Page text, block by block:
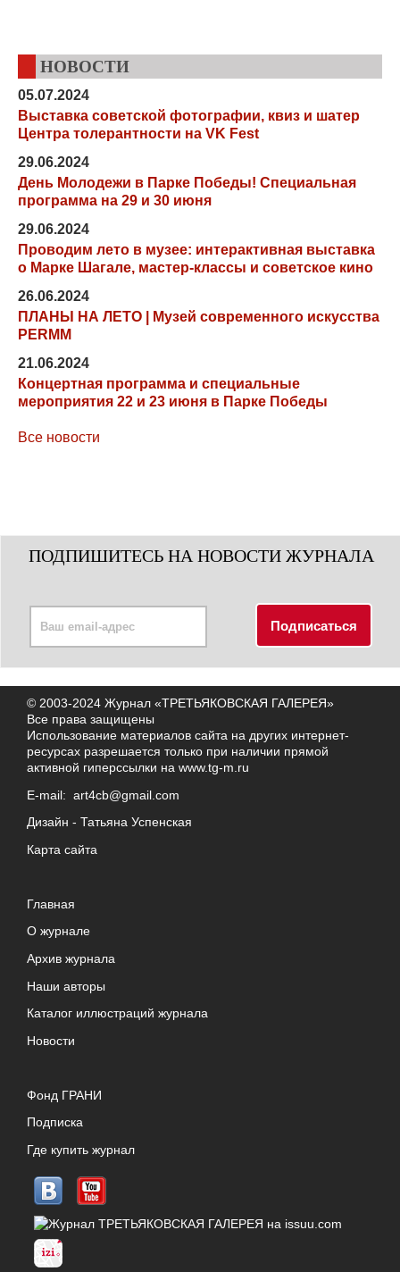
НОВОСТИ
05.07.2024
Выставка советской фотографии, квиз и шатер
Центра толерантности на VK Fest
29.06.2024
День Молодежи в Парке Победы! Специальная
программа на 29 и 30 июня
29.06.2024
Проводим лето в музее: интерактивная выставка
о Марке Шагале, мастер-классы и советское кино
26.06.2024
ПЛАНЫ НА ЛЕТО | Музей современного искусства
PERMM
21.06.2024
Концертная программа и специальные
мероприятия 22 и 23 июня в Парке Победы
Все новости
ПОДПИШИТЕСЬ НА НОВОСТИ ЖУРНАЛА
© 2003-2024 Журнал «ТРЕТЬЯКОВСКАЯ ГАЛЕРЕЯ»
Все права защищены
Использование материалов сайта на других интернет-
ресурсах разрешается только при наличии прямой
активной гиперссылки на www.tg-m.ru
E-mail: art4cb@gmail.com
Дизайн - Татьяна Успенская
Карта сайта
Главная
О журнале
Архив журнала
Наши авторы
Каталог иллюстраций журнала
Новости
Фонд ГРАНИ
Подписка
Где купить журнал